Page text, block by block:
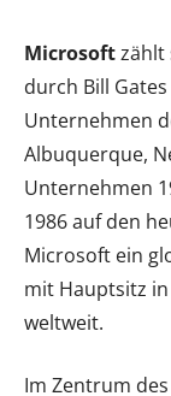
Microsoftzählt
durch Bill
Unternehmen
Albuquerque,
Unternehmen
1986 auf den
Microsoft ein
mit Hauptsitz
weltweit.
Im Zentrum